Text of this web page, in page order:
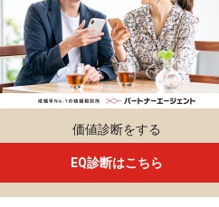
価値診断をする
EQ診断はこちら